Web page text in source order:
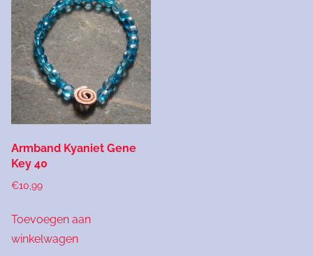
Armband Kyaniet Gene
Key 40
€10,99
Toevoegen aan
winkelwagen